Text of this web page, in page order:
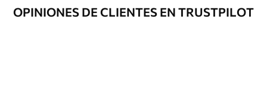
Opciones
adicionales
Disponible con recubrimiento de barniz
y/o adhesivo para empapelar.
OPINIONES DE CLIENTES EN TRUSTPILOT